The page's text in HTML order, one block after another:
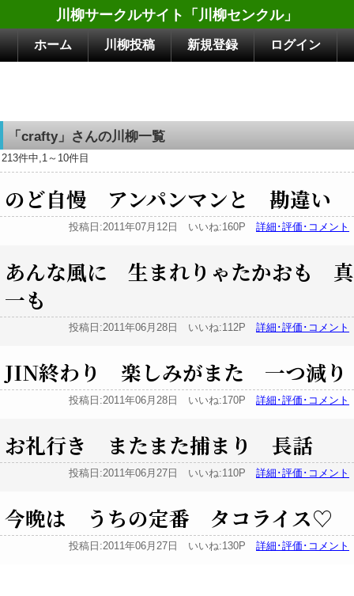
川柳サークルサイト「川柳センクル」
ホーム 川柳投稿 新規登録 ログイン
「crafty」さんの川柳一覧
213件中,1～10件目
のど自慢 アンパンマンと 勘違い
投稿日:2011年07月12日 いいね:160P 詳細･評価･コメント
あんな風に 生まれりゃたかおも 真
一も
投稿日:2011年06月28日 いいね:112P 詳細･評価･コメント
JIN終わり 楽しみがまた 一つ減り
投稿日:2011年06月28日 いいね:170P 詳細･評価･コメント
お礼行き またまた捕まり 長話
投稿日:2011年06月27日 いいね:110P 詳細･評価･コメント
今晩は うちの定番 タコライス♡
投稿日:2011年06月27日 いいね:130P 詳細･評価･コメント